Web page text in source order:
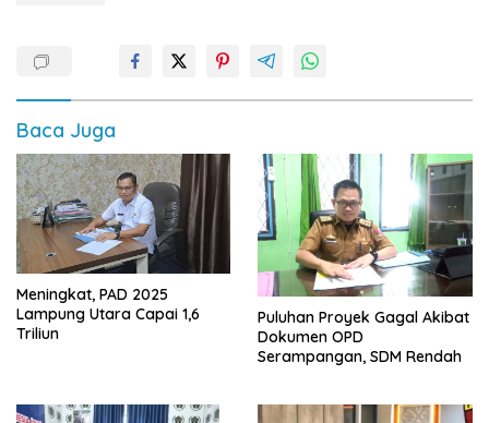
Baca Juga
Meningkat, PAD 2025
Lampung Utara Capai 1,6
Triliun
Puluhan Proyek Gagal Akibat
Dokumen OPD
Serampangan, SDM Rendah